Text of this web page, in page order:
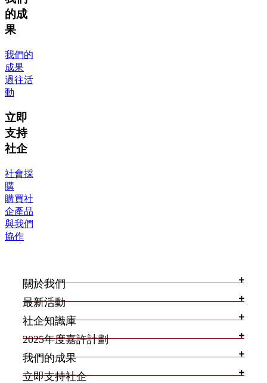
的成
果
我們的
成果
過往活
動
立即
支持
社企
社會採
購
購買社
企產品
與我們
協作
關於我們
最新活動
社企知識庫
2025年度嘉許計劃
我們的成果
立即支持社企